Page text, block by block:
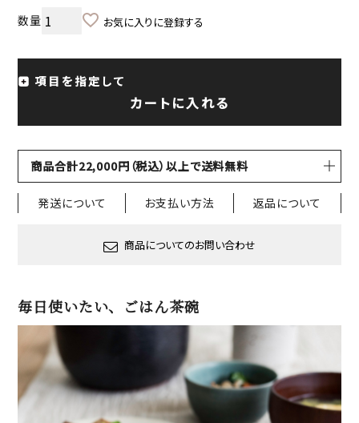
お気に入りに登録する
項目を指定して
カートに入れる
商品合計22,000円（税込）以上で送料無料
発送について お支払い方法 返品について
商品についてのお問い合わせ
毎日使いたい、ごはん茶碗